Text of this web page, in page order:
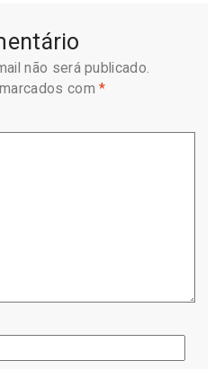
não será publicado.
com*